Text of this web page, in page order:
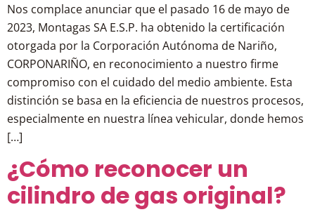
Nos complace anunciar que el pasado 16 de mayo de
2023, Montagas SA E.S.P. ha obtenido la certificación
otorgada por la Corporación Autónoma de Nariño,
CORPONARIÑO, en reconocimiento a nuestro firme
compromiso con el cuidado del medio ambiente. Esta
distinción se basa en la eficiencia de nuestros procesos,
especialmente en nuestra línea vehicular, donde hemos
[…]
¿Cómo reconocer un
cilindro de gas original?